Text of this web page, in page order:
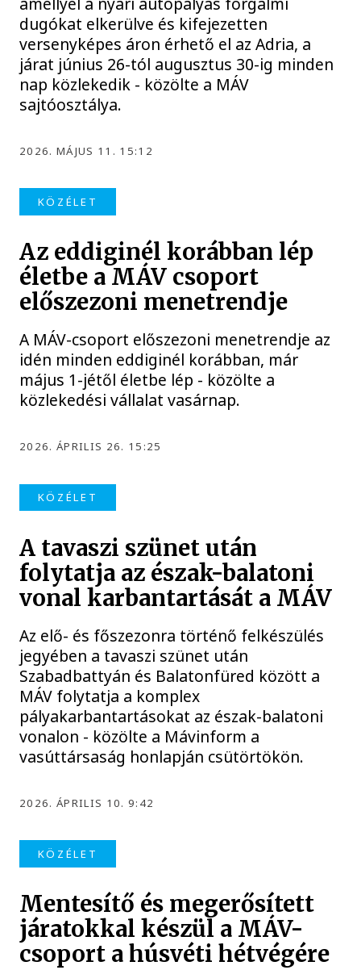
dugókat elkerülve és kifejezetten
versenyképes áron érhető el az Adria, a
járat június 26-tól augusztus 30-ig minden
nap közlekedik - közölte a MÁV
sajtóosztálya.
2026. MÁJUS 11. 15:12
KÖZÉLET
Az eddiginél korábban lép
életbe a MÁV csoport
előszezoni menetrendje
A MÁV-csoport előszezoni menetrendje az
idén minden eddiginél korábban, már
május 1-jétől életbe lép - közölte a
közlekedési vállalat vasárnap.
2026. ÁPRILIS 26. 15:25
KÖZÉLET
A tavaszi szünet után
folytatja az észak-balatoni
vonal karbantartását a MÁV
Az elő- és főszezonra történő felkészülés
jegyében a tavaszi szünet után
Szabadbattyán és Balatonfüred között a
MÁV folytatja a komplex
pályakarbantartásokat az észak-balatoni
vonalon - közölte a Mávinform a
vasúttársaság honlapján csütörtökön.
2026. ÁPRILIS 10. 9:42
KÖZÉLET
Mentesítő és megerősített
járatokkal készül a MÁV-
csoport a húsvéti hétvégére